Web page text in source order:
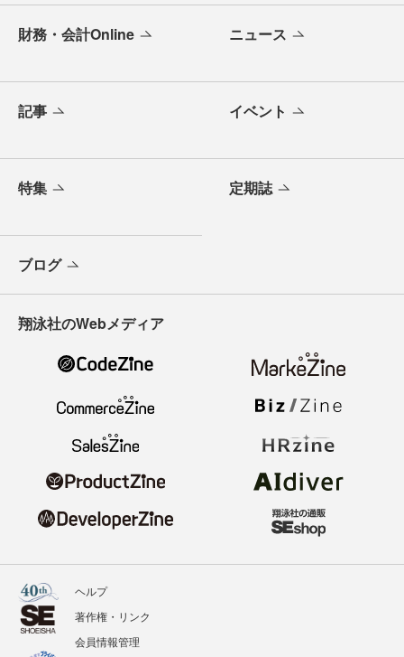
財務・会計Online ニュース
記事 イベント
特集 定期誌
ブログ
翔泳社のWebメディア
ヘルプ
著作権・リンク
会員情報管理